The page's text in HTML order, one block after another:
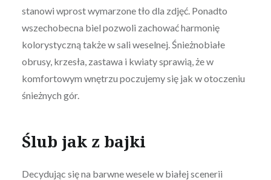
stanowi wprost wymarzone tło dla zdjęć. Ponadto
wszechobecna biel pozwoli zachować harmonię
kolorystyczną także w sali weselnej. Śnieżnobiałe
obrusy, krzesła, zastawa i kwiaty sprawią, że w
komfortowym wnętrzu poczujemy się jak w otoczeniu
śnieżnych gór.
Ślub jak z bajki
Decydując się na barwne wesele w białej scenerii